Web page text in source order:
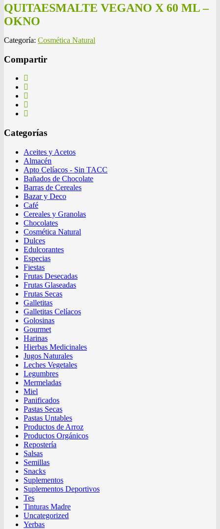
QUITAESMALTE VEGANO X 60 ML –
OKNO
Categoría: Cosmética Natural
Compartir
Categorías
Aceites y Acetos
Almacén
Apto Celíacos - Sin TACC
Bañados de Chocolate
Barras de Cereales
Bazar y Deco
Café
Cereales y Granolas
Chocolates
Cosmética Natural
Dulces
Edulcorantes
Especias
Fiestas
Frutas Desecadas
Frutas Glaseadas
Frutas Secas
Galletitas
Galletitas Celíacos
Golosinas
Gourmet
Harinas
Hierbas Medicinales
Jugos Naturales
Leches Vegetales
Legumbres
Mermeladas
Miel
Panificados
Pastas Secas
Pastas Untables
Productos de Arroz
Productos Orgánicos
Repostería
Salsas
Semillas
Snacks
Suplementos
Suplementos Deportivos
Tes
Tinturas Madre
Uncategorized
Yerbas